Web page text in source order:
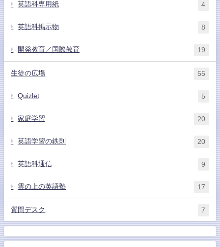
英語科専用紙 4
英語科掲示物 8
開発教育／国際教育 19
生徒の広場 55
Quizlet 5
家庭学習 20
英語学習の鉄則 20
英語科通信 9
雲の上の英語塾 17
質問デスク 7